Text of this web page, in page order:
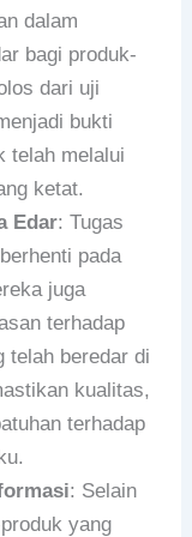
dalam
bagi produk-
dari uji
bukti
telah melalui
ketat.
Edar: Tugas
pada
juga
terhadap
telah beredar di
kualitas,
terhadap
: Selain
yang